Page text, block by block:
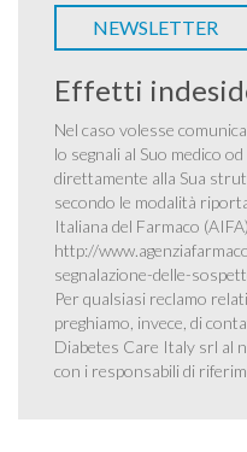
NEWSLETTER
Effetti
Nel caso volesse
lo segnali al Suo medico
direttamente alla Sua
secondo le modalità
Italiana del Farmaco
http://
segnalazione-delle-
Per qualsiasi reclamo
preghiamo, invece, di
Diabetes Care Italy srl al
con i responsabili di